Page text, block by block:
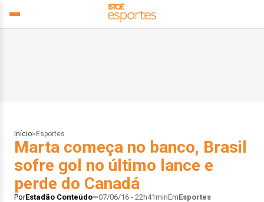
Início> Esportes
Marta começa no banco, Brasil
sofre gol no último lance e
perde do Canadá
PorEstadão Conteúdo 07/06/16 - 22h41minEmEsportes